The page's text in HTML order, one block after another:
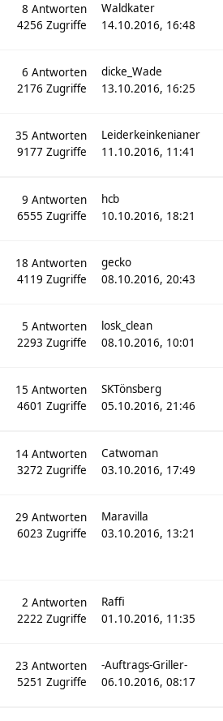
8Antworten
4256Zugriffe
Waldkater
14.10.2016, 16:48
6Antworten
2176Zugriffe
dicke_Wade
13.10.2016, 16:25
35Antworten
9177Zugriffe
Leiderkeinkenianer
11.10.2016, 11:41
9Antworten
6555Zugriffe
hcb
10.10.2016, 18:21
18Antworten
4119Zugriffe
gecko
08.10.2016, 20:43
5Antworten
2293Zugriffe
losk_clean
08.10.2016, 10:01
15Antworten
4601Zugriffe
SKTönsberg
05.10.2016, 21:46
14Antworten
3272Zugriffe
Catwoman
03.10.2016, 17:49
29Antworten
6023Zugriffe
Maravilla
03.10.2016, 13:21
2Antworten
2222Zugriffe
Raffi
01.10.2016, 11:35
23Antworten
5251Zugriffe
-Auftrags-Griller-
06.10.2016, 08:17